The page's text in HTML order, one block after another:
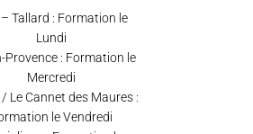
Tallard : Formation le
Lundi
Provence : Formation le
Mercredi
/ Le Cannet des Maures :
le Vendredi